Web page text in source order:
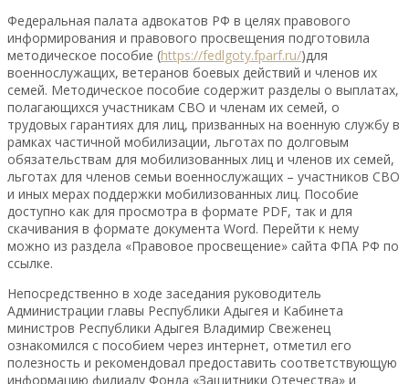
Федеральная палата адвокатов РФ в целях правового
информирования и правового просвещения подготовила
методическое пособие (https://fedlgoty.fparf.ru/)для
военнослужащих, ветеранов боевых действий и членов их
семей. Методическое пособие содержит разделы о выплатах,
полагающихся участникам СВО и членам их семей, о
трудовых гарантиях для лиц, призванных на военную службу в
рамках частичной мобилизации, льготах по долговым
обязательствам для мобилизованных лиц и членов их семей,
льготах для членов семьи военнослужащих – участников СВО
и иных мерах поддержки мобилизованных лиц. Пособие
доступно как для просмотра в формате PDF, так и для
скачивания в формате документа Word. Перейти к нему
можно из раздела «Правовое просвещение» сайта ФПА РФ по
ссылке.
Непосредственно в ходе заседания руководитель
Администрации главы Республики Адыгея и Кабинета
министров Республики Адыгея Владимир Свеженец
ознакомился с пособием через интернет, отметил его
полезность и рекомендовал предоставить соответствующую
информацию филиалу Фонда «Защитники Отечества» и